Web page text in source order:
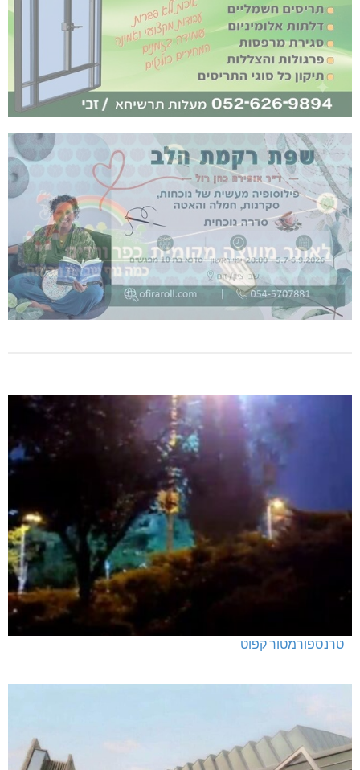
טרנספורמטור קפוט